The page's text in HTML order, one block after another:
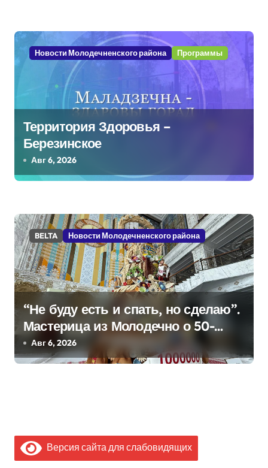
а
п
с
я
м
Новости Молодечненского района Программы
Территория Здоровья –
Березинское
Авг 6, 2026
BELTA Новости Молодечненского района
“Не буду есть и спать, но сделаю”.
Мастерица из Молодечно о 50-
килограммовом каравае для
Дворца Независимости
Авг 6, 2026
Версия сайта для слабовидящих